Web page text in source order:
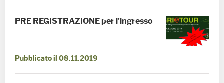
PRE REGISTRAZIONE per l'ingresso
Pubblicato il 08.11.2019